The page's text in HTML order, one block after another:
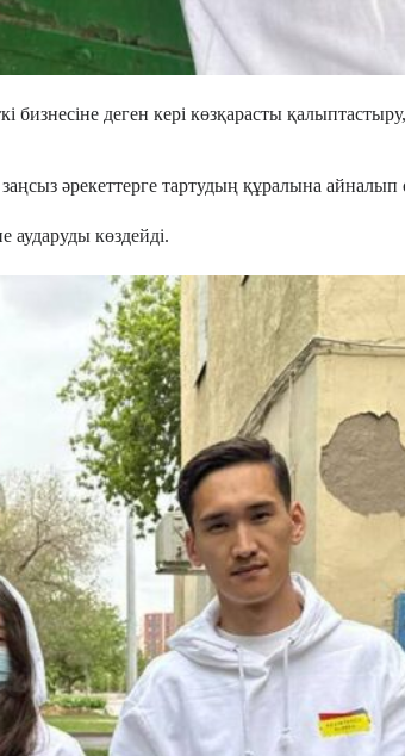
деген кері көзқарасты
әрекеттерге тартудың құралына айналып
аударуды көздейді.